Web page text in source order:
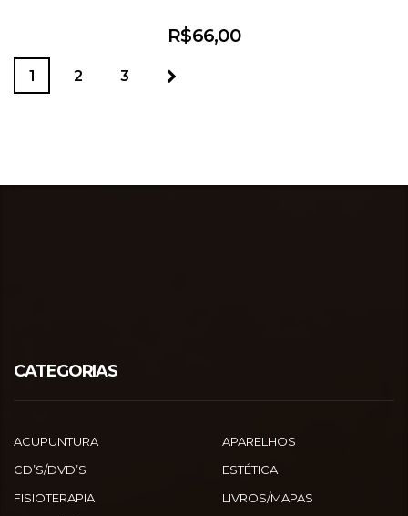
R$66,00
1 2 3
CATEGORIAS
ACUPUNTURA
APARELHOS
CD’S/DVD’S
ESTÉTICA
FISIOTERAPIA
LIVROS/MAPAS